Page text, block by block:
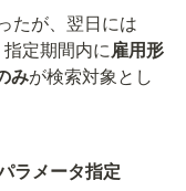
たが、翌日には
定期間内に雇用形
みが検索対象とし
ラメータ指定